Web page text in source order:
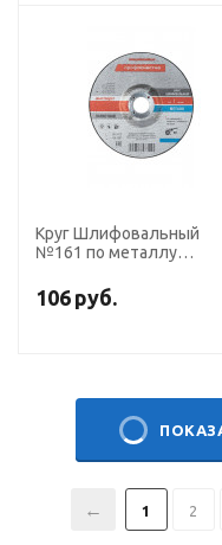
Круг Шлифовальный
№161 по металлу
ПрофОснастка Эксперт
тип 27
106 руб.
1 2